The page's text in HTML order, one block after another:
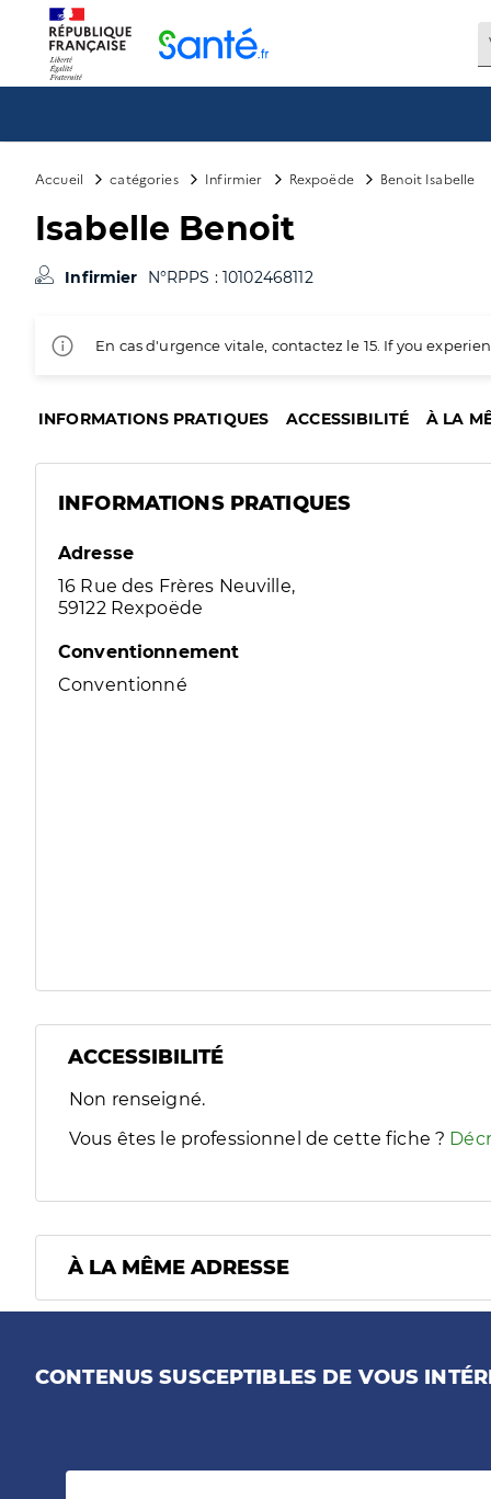
Accueil catégories Infirmier Rexpoëde Benoit Isabelle
Isabelle Benoit
Infirmier N°RPPS : 10102468112
En cas d'urgence vitale, contactez le 15. If you
INFORMATIONS PRATIQUES ACCESSIBILITÉ À LA
INFORMATIONS PRATIQUES
Adresse
16 Rue des Frères Neuville,
59122 Rexpoëde
Conventionnement
Conventionné
ACCESSIBILITÉ
Filtres
Sélectionnez un ou plusieurs handicaps/besoins
Non renseigné.
Vous êtes le professionnel de cette fiche ?
À LA MÊME ADRESSE
CONTENUS SUSCEPTIBLES DE VOUS
Panneau de gestion des cookies